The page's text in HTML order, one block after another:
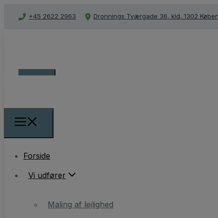
+45 2622 2963 Dronnings Tværgade 36, kld, 1302
Forside
Vi udfører
Filt og væv opsætning
Forside
Vi udfører
Maling af lejlighed